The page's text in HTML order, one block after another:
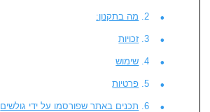
מה בתקנון:
זכויות
שימוש
פרטיות
תכנים באתר שפורסמו על ידי גולשים